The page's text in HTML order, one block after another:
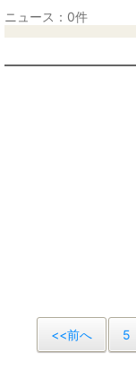
ニュース：0件
<<前へ 5